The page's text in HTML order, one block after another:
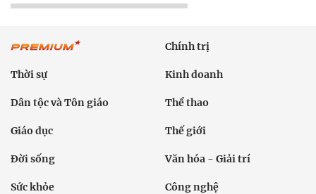
Chính trị
Thời sự Kinh doanh
Dân tộc và Tôn giáo Thể thao
Giáo dục Thế giới
Đời sống Văn hóa - Giải trí
Sức khỏe Công nghệ